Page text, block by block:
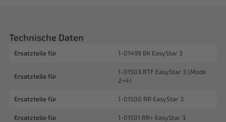
Technische Daten
Ersatzteile für 1-01499 BK EasyStar 3
Ersatzteile für
1-01503 RTF EasyStar 3 (Mode
2+4)
Ersatzteile für 1-01500 RR EasyStar 3
Ersatzteile für 1-01501 RR+ EasyStar 3